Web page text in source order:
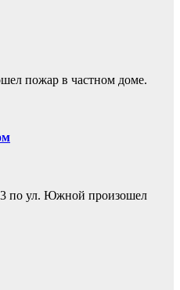
пожар в частном доме.
по ул. Южной произошел